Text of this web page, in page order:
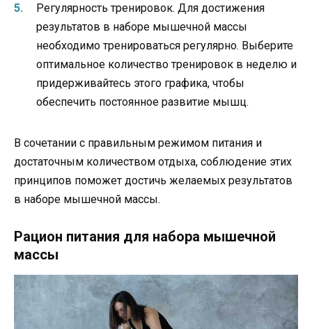
Регулярность тренировок. Для достижения
результатов в наборе мышечной массы
необходимо тренироваться регулярно. Выберите
оптимальное количество тренировок в неделю и
придерживайтесь этого графика, чтобы
обеспечить постоянное развитие мышц.
В сочетании с правильным режимом питания и
достаточным количеством отдыха, соблюдение этих
принципов поможет достичь желаемых результатов
в наборе мышечной массы.
Рацион питания для набора мышечной
массы